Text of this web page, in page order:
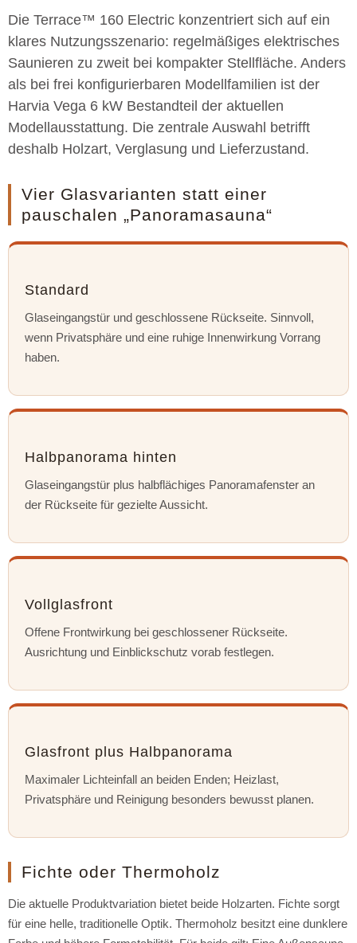
Die Terrace™ 160 Electric konzentriert sich auf ein
klares Nutzungsszenario: regelmäßiges elektrisches
Saunieren zu zweit bei kompakter Stellfläche. Anders
als bei frei konfigurierbaren Modellfamilien ist der
Harvia Vega 6 kW Bestandteil der aktuellen
Modellausstattung. Die zentrale Auswahl betrifft
deshalb Holzart, Verglasung und Lieferzustand.
Vier Glasvarianten statt einer
pauschalen „Panoramasauna“
Standard
Glaseingangstür und geschlossene Rückseite. Sinnvoll,
wenn Privatsphäre und eine ruhige Innenwirkung Vorrang
haben.
Halbpanorama hinten
Glaseingangstür plus halbflächiges Panoramafenster an
der Rückseite für gezielte Aussicht.
Vollglasfront
Offene Frontwirkung bei geschlossener Rückseite.
Ausrichtung und Einblickschutz vorab festlegen.
Glasfront plus Halbpanorama
Maximaler Lichteinfall an beiden Enden; Heizlast,
Privatsphäre und Reinigung besonders bewusst planen.
Fichte oder Thermoholz
Die aktuelle Produktvariation bietet beide Holzarten. Fichte sorgt
für eine helle, traditionelle Optik. Thermoholz besitzt eine dunklere